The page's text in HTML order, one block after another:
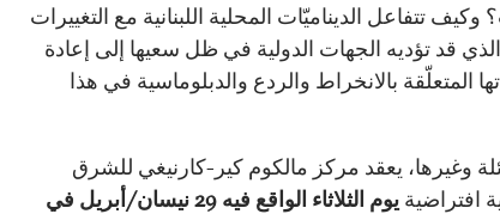
تتفاعل الديناميّات المحلية اللبنانية مع التغييرات
الذي قد تؤديه الجهات الدولية في ظل سعيها إلى إعادة
المتعلّقة بالانخراط والردع والدبلوماسية في هذا
وغيرها، يعقد مركز مالكوم كير-كارنيغي للشرق
افتراضية
يوم الثلاثاء الواقع فيه 29 نيسان/أبريل في